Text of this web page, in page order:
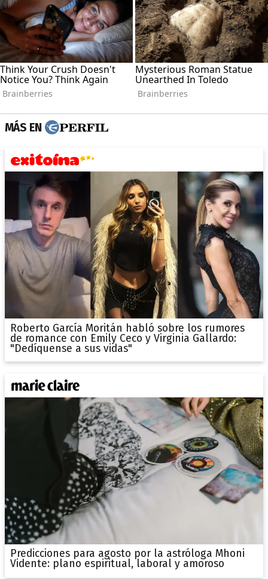
MÁS EN
Roberto García Moritán habló sobre los rumores
de romance con Emily Ceco y Virginia Gallardo:
"Dedíquense a sus vidas"
Predicciones para agosto por la astróloga Mhoni
Vidente: plano espiritual, laboral y amoroso